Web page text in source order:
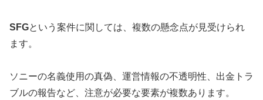
SFGという案件に関しては、複数の懸念点が見受けられ
ます。
ソニーの名義使用の真偽、運営情報の不透明性、出金トラ
ブルの報告など、注意が必要な要素が複数あります。